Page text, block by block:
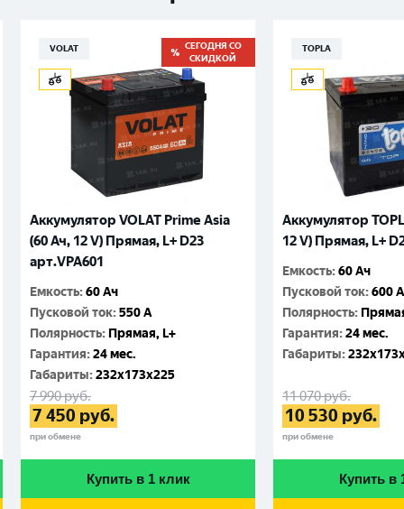
VOLAT
СЕГОДНЯ СО
СКИДКОЙ
Аккумулятор VOLAT Prime Asia
(60 Ач, 12 V) Прямая, L+ D23
арт.VPA601
Емкость:60 Ач
Пусковой ток:550 A
Полярность: Прямая, L+
Гарантия:24 мес.
Габариты:232x173x225
7 990руб.
7 450 руб.
при обмене
Купить в 1 клик
TOPLA
Аккумулятор
12 V) Прямая, L+
Емкость:60 Ач
Пусковой ток:600 A
Полярность:
Гарантия:24 мес.
Габариты:
11 070руб.
10 530 руб.
при обмене
Купить в